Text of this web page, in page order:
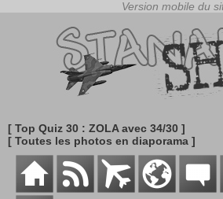
[ Top Quiz 30 : ZOLA avec 34/30 ]
[ Toutes les photos en diaporama ]